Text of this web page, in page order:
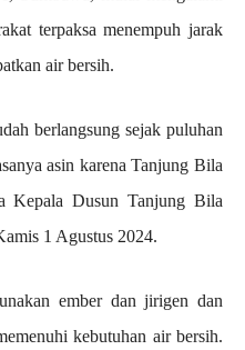
terpaksa menempuh jarak
air bersih.
berlangsung sejak puluhan
asin karena Tanjung Bila
Kepala Dusun Tanjung Bila
1 Agustus 2024.
ember dan jirigen dan
kebutuhan air bersih.